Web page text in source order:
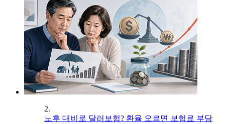
2.
노후 대비로 달러보험? 환율 오르면 보험료 부담